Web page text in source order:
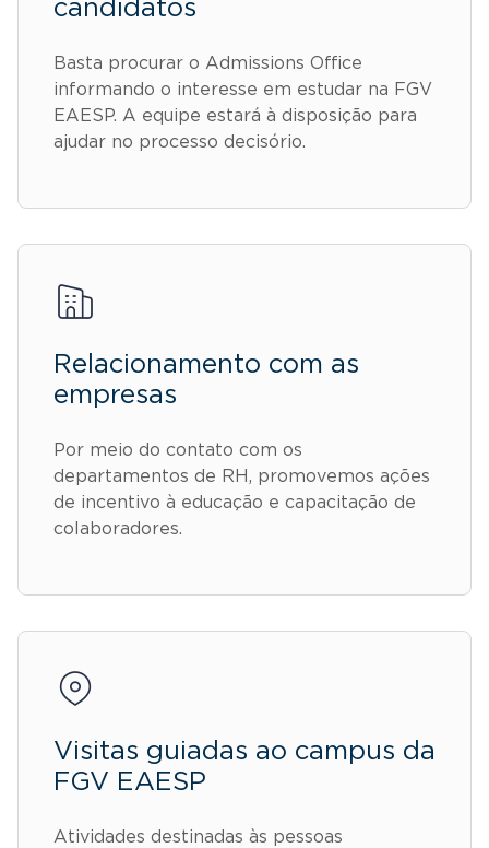
candidatos
Basta procurar o Admissions Office
informando o interesse em estudar na FGV
EAESP. A equipe estará à disposição para
ajudar no processo decisório.
Relacionamento com as
empresas
Por meio do contato com os
departamentos de RH, promovemos ações
de incentivo à educação e capacitação de
colaboradores.
Visitas guiadas ao campus da
FGV EAESP
Atividades destinadas às pessoas